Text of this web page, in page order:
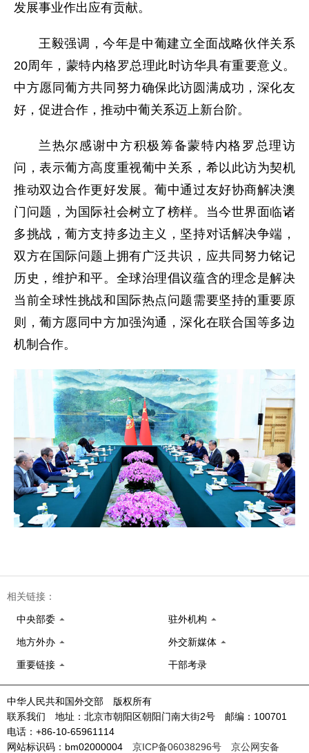
发展事业作出应有贡献。
王毅强调，今年是中葡建立全面战略伙伴关系
20周年，蒙特内格罗总理此时访华具有重要意义。
中方愿同葡方共同努力确保此访圆满成功，深化友
好，促进合作，推动中葡关系迈上新台阶。
兰热尔感谢中方积极筹备蒙特内格罗总理访
问，表示葡方高度重视葡中关系，希以此访为契机
推动双边合作更好发展。葡中通过友好协商解决澳
门问题，为国际社会树立了榜样。当今世界面临诸
多挑战，葡方支持多边主义，坚持对话解决争端，
双方在国际问题上拥有广泛共识，应共同努力铭记
历史，维护和平。全球治理倡议蕴含的理念是解决
当前全球性挑战和国际热点问题需要坚持的重要原
则，葡方愿同中方加强沟通，深化在联合国等多边
机制合作。
相关链接：
中央部委 驻外机构
地方外办 外交新媒体
重要链接 干部考录
中华人民共和国外交部 版权所有
联系我们 地址：北京市朝阳区朝阳门南大街2号 邮编：100701
电话：+86-10-65961114
网站标识码：bm02000004 京ICP备06038296号 京公网安备